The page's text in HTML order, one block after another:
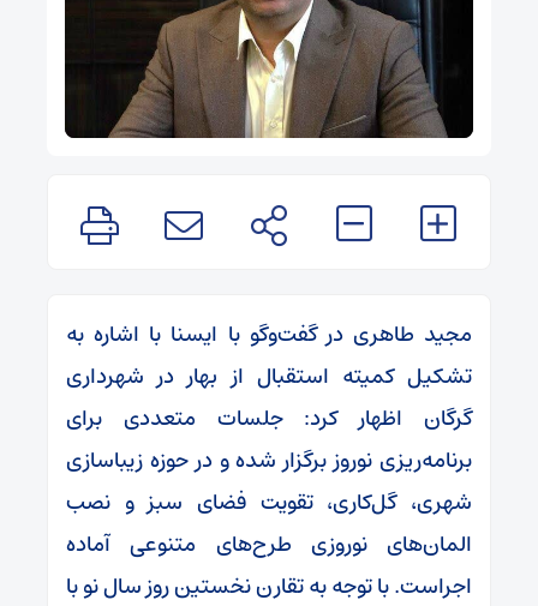
مجید طاهری در گفت‌وگو با ایسنا با اشاره به
تشکیل کمیته استقبال از بهار در شهرداری
گرگان اظهار کرد: جلسات متعددی برای
برنامه‌ریزی نوروز برگزار شده و در حوزه زیباسازی
شهری، گل‌کاری، تقویت فضای سبز و نصب
المان‌های نوروزی طرح‌های متنوعی آماده
اجراست. با توجه به تقارن نخستین روز سال نو با